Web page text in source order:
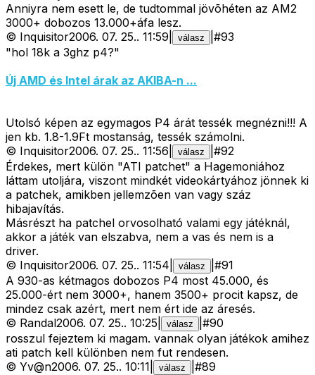
Anniyra nem esett le, de tudtommal jövõhéten az AM2
3000+ dobozos 13.000+áfa lesz.
© Inquisitor2006. 07. 25.. 11:59 válasz #93
"hol 18k a 3ghz p4?"
Új AMD és Intel árak az AKIBA-n ...
Utolsó képen az egymagos P4 árát tessék megnézni!!! A
jen kb. 1.8-1.9Ft mostanság, tessék számolni.
© Inquisitor2006. 07. 25.. 11:56 válasz #92
Érdekes, mert külön "ATI patchet" a Hagemoniához
láttam utoljára, viszont mindkét videokártyához jönnek ki
a patchek, amikben jellemzõen van vagy száz
hibajavítás.
Másrészt ha patchel orvosolható valami egy játéknál,
akkor a játék van elszabva, nem a vas és nem is a
driver.
© Inquisitor2006. 07. 25.. 11:54 válasz #91
A 930-as kétmagos dobozos P4 most 45.000, és
25.000-ért nem 3000+, hanem 3500+ procit kapsz, de
mindez csak azért, mert nem ért ide az áresés.
© Randal2006. 07. 25.. 10:25 válasz #90
rosszul fejeztem ki magam. vannak olyan játékok amihez
ati patch kell különben nem fut rendesen.
© Yv@n2006. 07. 25.. 10:11 válasz #89